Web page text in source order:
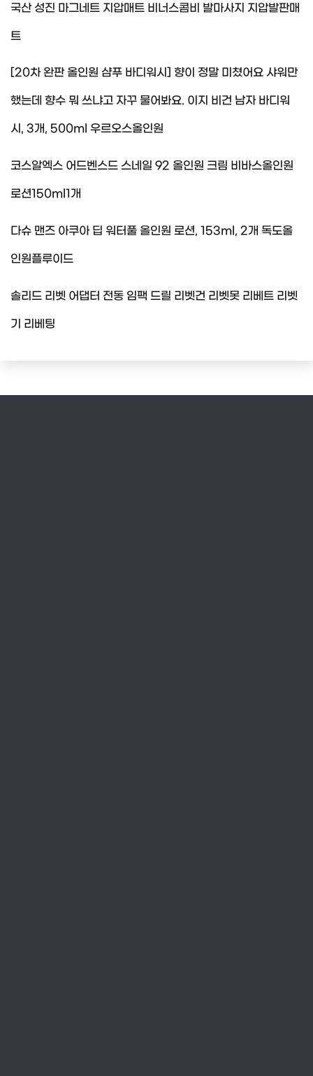
국산 성진 마그네트 지압매트 비너스콤비 발마사지 지압발판매
트
[20차 완판 올인원 샴푸 바디워시] 향이 정말 미쳤어요 샤워만
했는데 향수 뭐 쓰냐고 자꾸 물어봐요. 이지 비건 남자 바디워
시, 3개, 500ml 우르오스올인원
코스알엑스 어드벤스드 스네일 92 올인원 크림 비바스올인원
로션150ml1개
다슈 맨즈 아쿠아 딥 워터풀 올인원 로션, 153ml, 2개 독도올
인원플루이드
솔리드 리벳 어댑터 전동 임팩 드릴 리벳건 리벳못 리베트 리벳
기 리베팅